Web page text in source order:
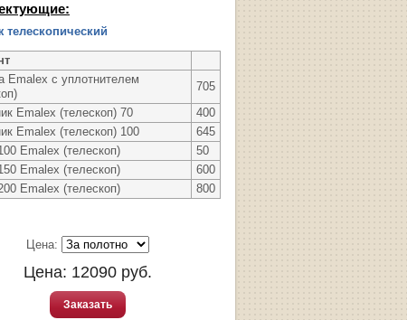
телескопический
Emalex с уплотнителем
705
Emalex (телескоп) 70
400
Emalex (телескоп) 100
645
Emalex (телескоп)
50
Emalex (телескоп)
600
Emalex (телескоп)
800
Цена:
Цена: 12090 руб.
Заказать